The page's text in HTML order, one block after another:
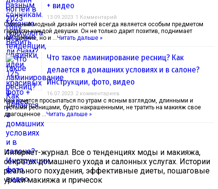
+ видео
13.09.2023 1 Комментарий
Стильный модный дизайн ногтей всегда является особым предметом
гордости каждой девушки. Он не только дарит позитив, поднимает
настроение, но и …Читать дальше »
Что такое ламинирование ресниц? Как
делается в домашних условиях и в салоне?
Инструкции, фото, видео
16.07.2023 2 комментариев
Как хочется просыпаться по утрам с ясным взглядом, длинными и
густыми ресницами, будто накрашенными, не тратить на макияж свое
драгоценное …Читать дальше »
Интернет-журнал. Все о тенденциях моды и макияжа,
секретах домашнего ухода и салонных услугах. Истории
реального похудения, эффективные диеты, пошаговые
уроки макияжа и причесок